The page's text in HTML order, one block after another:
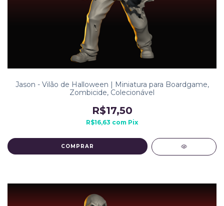
Jason - Vilão de Halloween | Miniatura para Boardgame,
Zombicide, Colecionável
R$17,50
R$16,63 com Pix
COMPRAR